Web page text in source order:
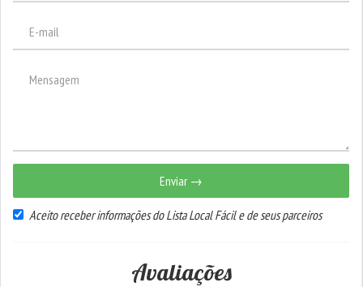
Enviar →
Aceito receber informações do Lista Local Fácil e de seus parceiros
Avaliações